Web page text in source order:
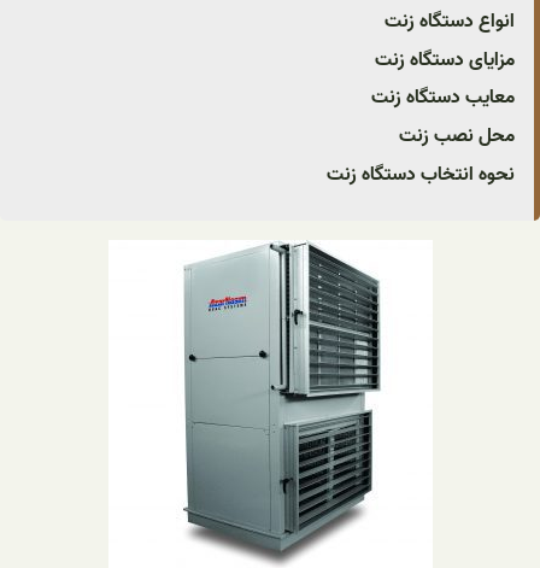
انواع دستگاه زنت
مزایای دستگاه زنت
معایب دستگاه زنت
محل نصب زنت
نحوه انتخاب دستگاه زنت